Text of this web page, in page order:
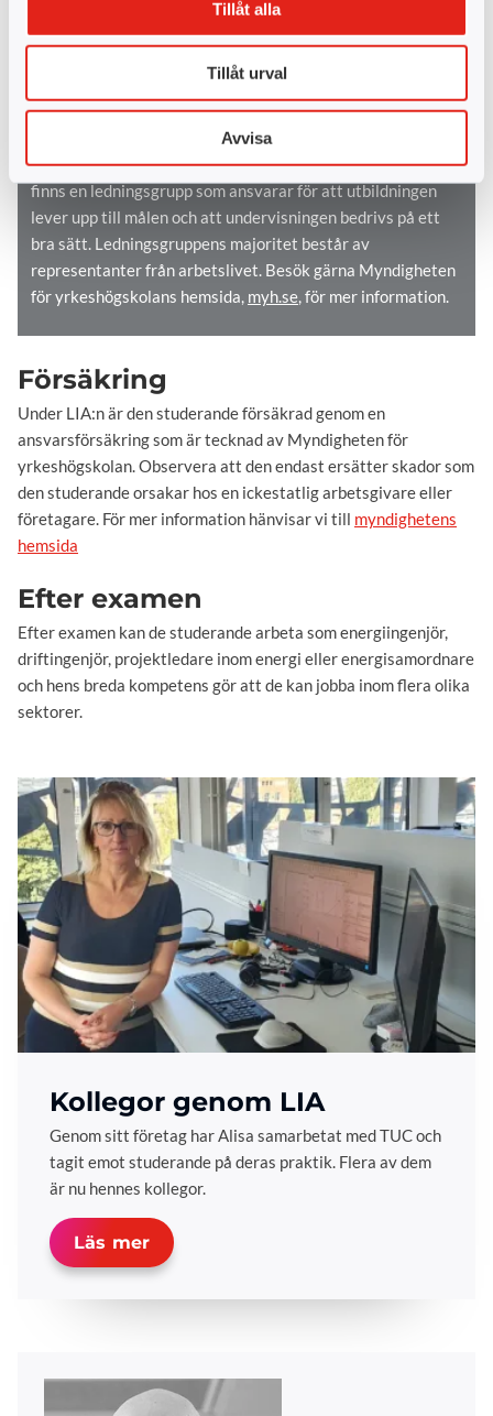
Tillåt alla
Tillåt urval
Avvisa
Yrkeshögskolan
yrkeshögskoleutbildning (YH) vilket är en statligt
finansierad eftergymnasial utbildningsform. YH betonar
starkt kopplingen till arbetslivet och att utbildningen leder
fram till en anställning. För varje yrkeshögskoleutbildning
finns en ledningsgrupp som ansvarar för att utbildningen
lever upp till målen och att undervisningen bedrivs på ett
bra sätt. Ledningsgruppens majoritet består av
representanter från arbetslivet. Besök gärna Myndigheten
för yrkeshögskolans hemsida, myh.se, för mer information.
Försäkring
Under LIA:n är den studerande försäkrad genom en
ansvarsförsäkring som är tecknad av Myndigheten för
yrkeshögskolan. Observera att den endast ersätter skador som
den studerande orsakar hos en ickestatlig arbetsgivare eller
företagare. För mer information hänvisar vi till myndighetens
hemsida
Efter examen
Efter examen kan de studerande arbeta som energiingenjör,
driftingenjör, projektledare inom energi eller energisamordnare
och hens breda kompetens gör att de kan jobba inom flera olika
sektorer.
Kollegor genom LIA
Genom sitt företag har Alisa samarbetat med TUC och
tagit emot studerande på deras praktik. Flera av dem
är nu hennes kollegor.
Läs mer